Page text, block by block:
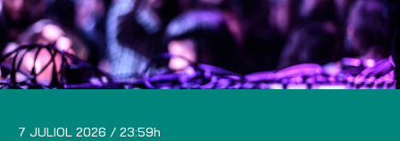
7 JULIOL 2026 23:59